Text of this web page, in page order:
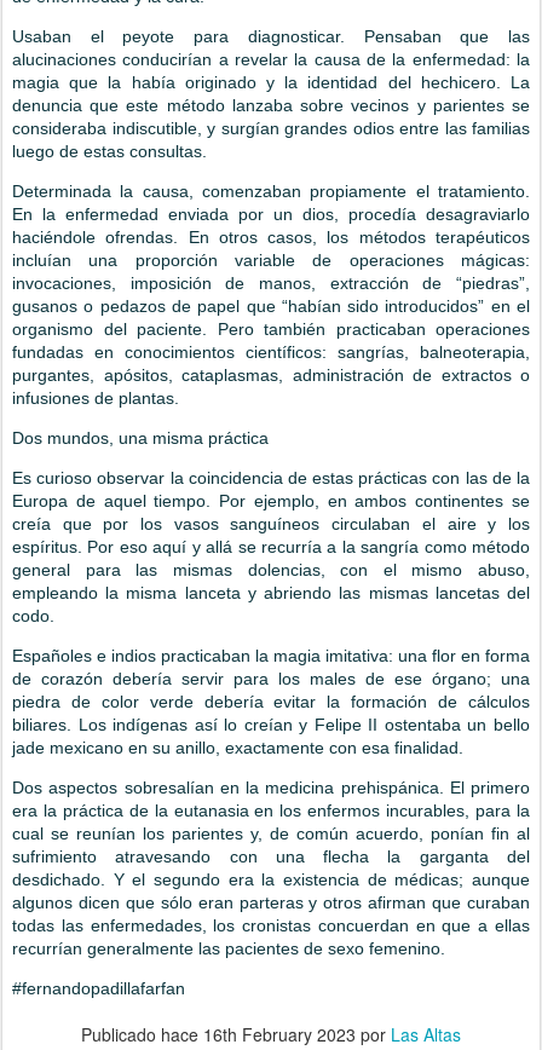
Usaban el peyote para diagnosticar. Pensaban que las
alucinaciones conducirían a revelar la causa de la enfermedad: la
magia que la había originado y la identidad del hechicero. La
denuncia que este método lanzaba sobre vecinos y parientes se
consideraba indiscutible, y surgían grandes odios entre las familias
luego de estas consultas.
Determinada la causa, comenzaban propiamente el tratamiento.
En la enfermedad enviada por un dios, procedía desagraviarlo
haciéndole ofrendas. En otros casos, los métodos terapéuticos
incluían una proporción variable de operaciones mágicas:
invocaciones, imposición de manos, extracción de “piedras”,
gusanos o pedazos de papel que “habían sido introducidos” en el
organismo del paciente. Pero también practicaban operaciones
fundadas en conocimientos científicos: sangrías, balneoterapia,
purgantes, apósitos, cataplasmas, administración de extractos o
infusiones de plantas.
Dos mundos, una misma práctica
Es curioso observar la coincidencia de estas prácticas con las de la
Europa de aquel tiempo. Por ejemplo, en ambos continentes se
creía que por los vasos sanguíneos circulaban el aire y los
espíritus. Por eso aquí y allá se recurría a la sangría como método
general para las mismas dolencias, con el mismo abuso,
empleando la misma lanceta y abriendo las mismas lancetas del
codo.
Españoles e indios practicaban la magia imitativa: una flor en forma
de corazón debería servir para los males de ese órgano; una
piedra de color verde debería evitar la formación de cálculos
biliares. Los indígenas así lo creían y Felipe II ostentaba un bello
jade mexicano en su anillo, exactamente con esa finalidad.
Dos aspectos sobresalían en la medicina prehispánica. El primero
era la práctica de la eutanasia en los enfermos incurables, para la
cual se reunían los parientes y, de común acuerdo, ponían fin al
sufrimiento atravesando con una flecha la garganta del
desdichado. Y el segundo era la existencia de médicas; aunque
algunos dicen que sólo eran parteras y otros afirman que curaban
todas las enfermedades, los cronistas concuerdan en que a ellas
recurrían generalmente las pacientes de sexo femenino.
#fernandopadillafarfan
Publicado hace 16th February 2023 por Las Altas